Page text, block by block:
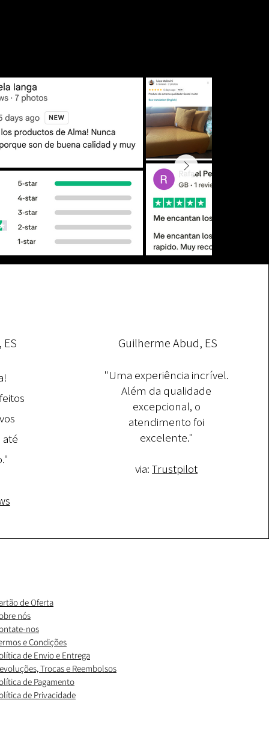
até
Guilherme Abud, ES
"Uma experiência incrível.
Além da qualidade
excepcional, o
atendimento foi
excelente."
via:Trustpilot
de Oferta
nós
nos
e Condições
de Envio e Entrega
Trocas e Reembolsos
de Pagamento
de Privacidade